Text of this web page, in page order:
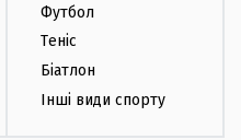
Футбол
Теніс
Біатлон
Інші види спорту